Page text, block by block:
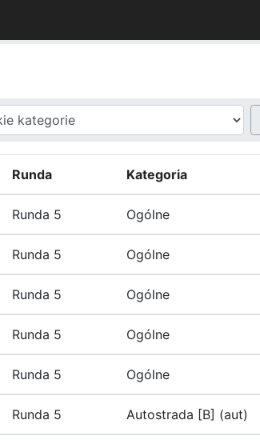
Runda Kategoria
Runda 5 Ogólne
Runda 5 Ogólne
Runda 5 Ogólne
Runda 5 Ogólne
Runda 5 Ogólne
Runda 5 Autostrada [B] (aut)